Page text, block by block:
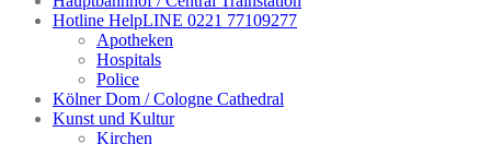
Hotline HelpLINE 0221 77109277
Apotheken
Hospitals
Police
Kölner Dom / Cologne Cathedral
Kunst und Kultur
Kirchen